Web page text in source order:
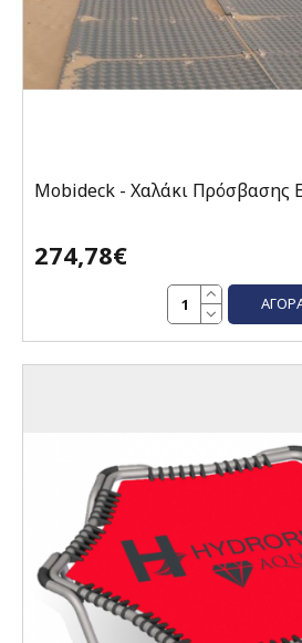
Mobideck - Χαλάκι Πρόσβασης
274,78€